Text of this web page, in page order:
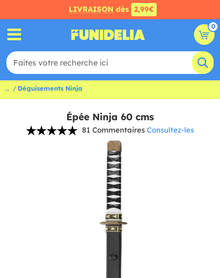
LIVRAISON dès 2,99€
0
... Déguisements Ninja
Épée Ninja 60 cms
81 Commentaires Consultez-les